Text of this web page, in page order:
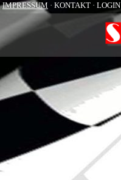
IMPRESSUM · KONTAKT · LOGIN